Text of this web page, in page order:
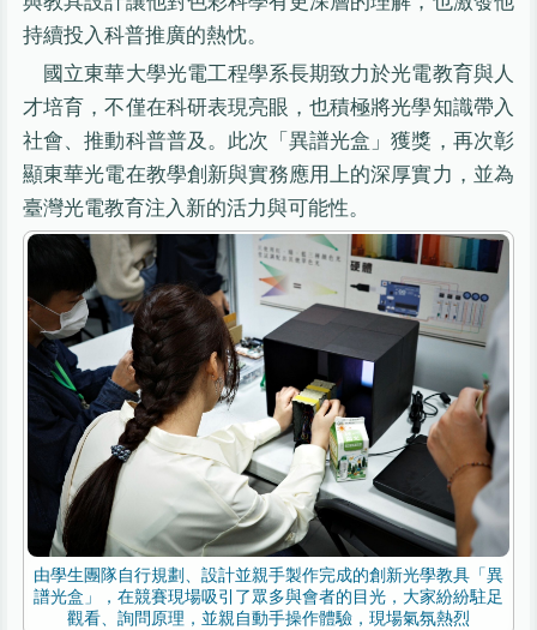
持續投入科普推廣的熱忱。
國立東華大學光電工程學系長期致力於光電教育與人
才培育，不僅在科研表現亮眼，也積極將光學知識帶入
社會、推動科普普及。此次「異譜光盒」獲獎，再次彰
顯東華光電在教學創新與實務應用上的深厚實力，並為
臺灣光電教育注入新的活力與可能性。
由學生團隊自行規劃、設計並親手製作完成的創新光學教具「異
譜光盒」，在競賽現場吸引了眾多與會者的目光，大家紛紛駐足
觀看、詢問原理，並親自動手操作體驗，現場氣氛熱烈